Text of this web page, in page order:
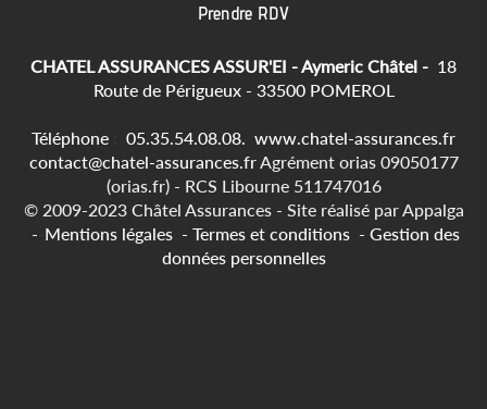
Prendre RDV
CHATEL ASSURANCES ASSUR'EI - Aymeric Châtel - 18
Route de Périgueux - 33500 POMEROL
Téléphone 05.35.54.08.08.
www.chatel-assurances.fr
contact@chatel-assurances.fr Agrément orias 09050177
(orias.fr) - RCS Libourne 511747016
© 2009-2023 Châtel Assurances - Site réalisé par Appalga
- Mentions légales - Termes et conditions - Gestion des
données personnelles